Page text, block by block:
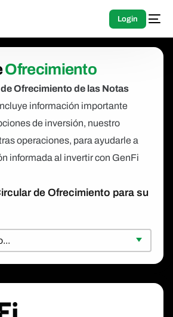
Login
Ofrecimiento
Ofrecimiento de las Notas
información importante
de inversión, nuestro
operaciones, para ayudarle a
informada al invertir con GenFi
de Ofrecimiento para su